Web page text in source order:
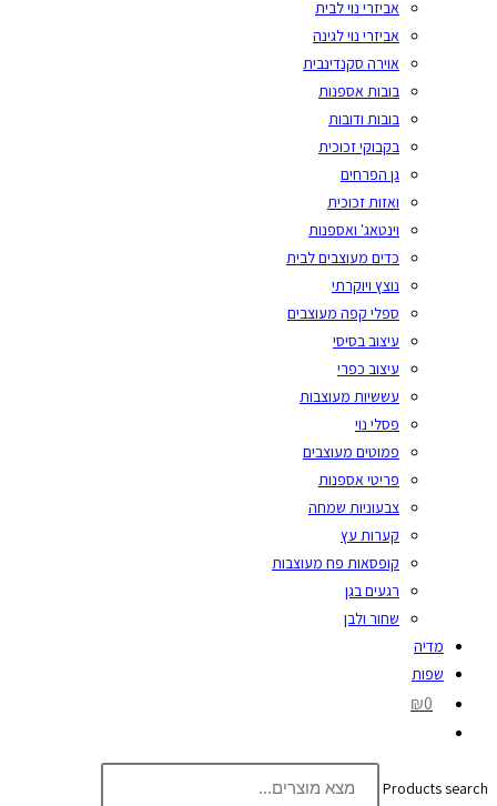
אביזרי נוי לבית
אביזרי נוי לגינה
אוירה סקנדינבית
בובות אספנות
בובות ודובות
בקבוקי זכוכית
גן הפרחים
ואזות זכוכית
וינטאג' ואספנות
כדים מעוצבים לבית
נוצץ ויוקרתי
ספלי קפה מעוצבים
עיצוב בסיסי
עיצוב כפרי
עששיות מעוצבות
פסלי נוי
פמוטים מעוצבים
פריטי אספנות
צבעוניות שמחה
קערות עץ
קופסאות פח מעוצבות
רגעים בגן
שחור ולבן
מדיה
שפות
₪0
Products search